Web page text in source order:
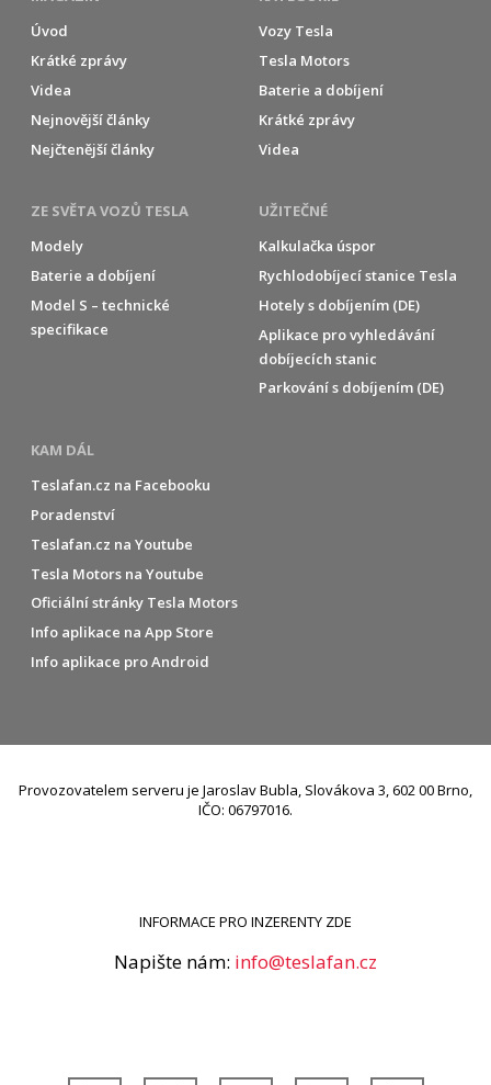
Úvod
Krátké zprávy
Videa
Nejnovější články
Nejčtenější články
Vozy Tesla
Tesla Motors
Baterie a dobíjení
Krátké zprávy
Videa
ZE SVĚTA VOZŮ TESLA
Modely
Baterie a dobíjení
Model S – technické
specifikace
UŽITEČNÉ
Kalkulačka úspor
Rychlodobíjecí stanice Tesla
Hotely s dobíjením (DE)
Aplikace pro vyhledávání
dobíjecích stanic
Parkování s dobíjením (DE)
KAM DÁL
Teslafan.cz na Facebooku
Poradenství
Teslafan.cz na Youtube
Tesla Motors na Youtube
Oficiální stránky Tesla Motors
Info aplikace na App Store
Info aplikace pro Android
Provozovatelem serveru je Jaroslav Bubla, Slovákova 3, 602 00 Brno,
IČO: 06797016.
INFORMACE PRO INZERENTY ZDE
Napište nám: info@teslafan.cz